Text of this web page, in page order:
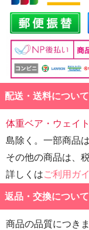
配送・送料について
体重ベア・ウェイ
島除く。一部商品
その他の商品は、
詳しくはご利用ガ
返品・交換について
商品の品質につき